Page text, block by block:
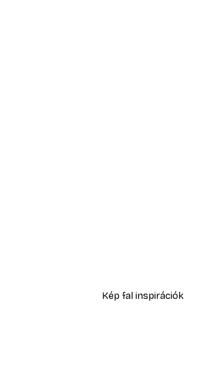
Kép fal inspirációk